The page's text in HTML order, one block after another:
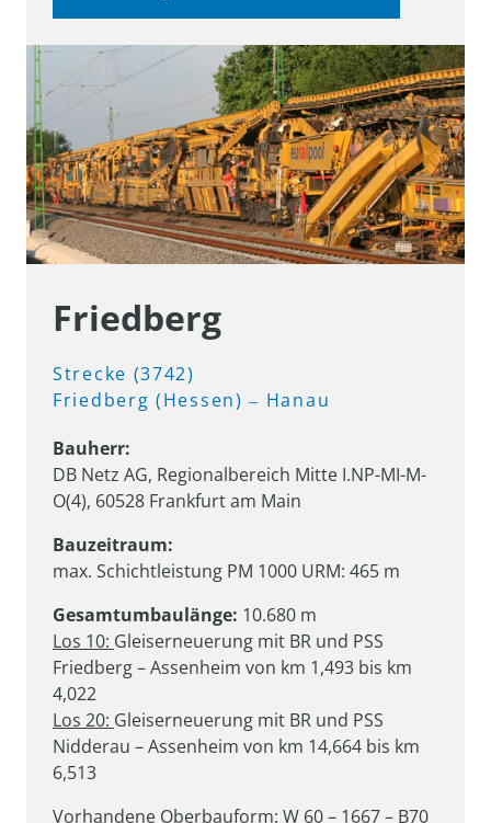
Friedberg
Strecke (3742)
Friedberg (Hessen) ‒ Hanau
DB Netz AG, Regionalbereich Mitte I.NP-MI-M-
O(4), 60528 Frankfurt am Main
max. Schichtleistung PM 1000 URM: 465 m
Gesamtumbaulänge:
Los 10: Gleiserneuerung mit BR und PSS
Friedberg – Assenheim von km 1,493 bis km
Los 20: Gleiserneuerung mit BR und PSS
Nidderau – Assenheim von km 14,664 bis km
6,513
Vorhandene Oberbauform: W 60 – 1667 – B70